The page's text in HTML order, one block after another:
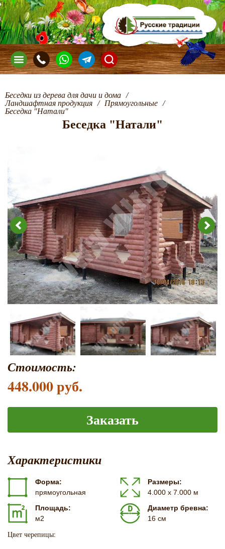
Беседки из дерева для дачи и дома /
Ландшафтная продукция / Прямоугольные /
Беседка "Натали"
Беседка "Натали"
Стоимость:
448.000 руб.
Заказать
Характеристики
Форма:
прямоугольная
Размеры:
4.000 х 7.000 м
Площадь:
м2
Диаметр бревна:
16 см
Цвет черепицы: